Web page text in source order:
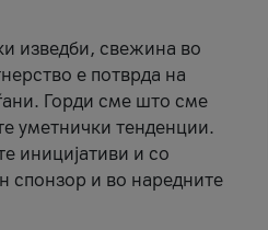
изведби, свежина во
е потврда на
Горди сме што сме
уметнички тенденции.
иницијативи и со
спонзор и во наредните